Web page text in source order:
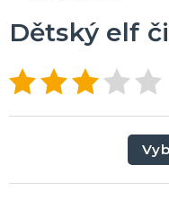
Nafukování balónků
Prodejny
Rozvoz
Kariéra
Tématické párty
KARNEVALOVÉ
Kostýmy pro dospělé
Kostýmy pro děti
DOPLŇKY A MAKEUP
Doplňky
Dětský elf